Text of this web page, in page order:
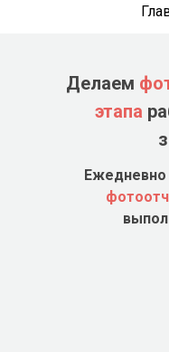
Делаем
этапа
Ежедневно